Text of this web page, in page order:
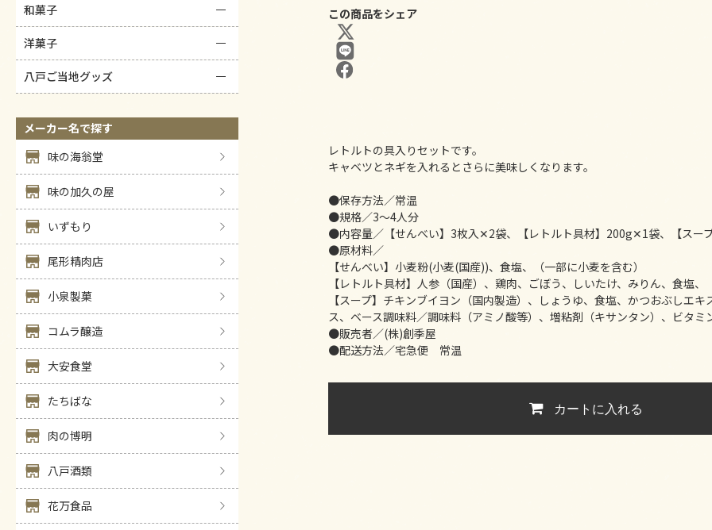
和菓子
洋菓子
八戸ご当地グッズ
メーカー名で探す
味の海翁堂
味の加久の屋
いずもり
尾形精肉店
小泉製菓
コムラ醸造
大安食堂
たちばな
肉の博明
八戸酒類
花万食品
この商品をシェア
レトルトの具入りセットです。
キャベツとネギを入れるとさらに美味しくなります。
●保存方法／常温
●規格／3～4人分
●内容量／【せんべい】3枚入✕2袋、【レトルト具材】200g✕1袋、【スー
●原材料／
【せんべい】小麦粉(小麦(国産))、食塩、（一部に小麦を含む）
【レトルト具材】人参（国産）、鶏肉、ごぼう、しいたけ、みりん、食塩
【スープ】チキンブイヨン（国内製造）、しょうゆ、食塩、かつおぶしエ
ス、ベース調味料／調味料（アミノ酸等）、増粘剤（キサンタン）、ビタ
●販売者／(株)創季屋
●配送方法／宅急便 常温
カートに入れる